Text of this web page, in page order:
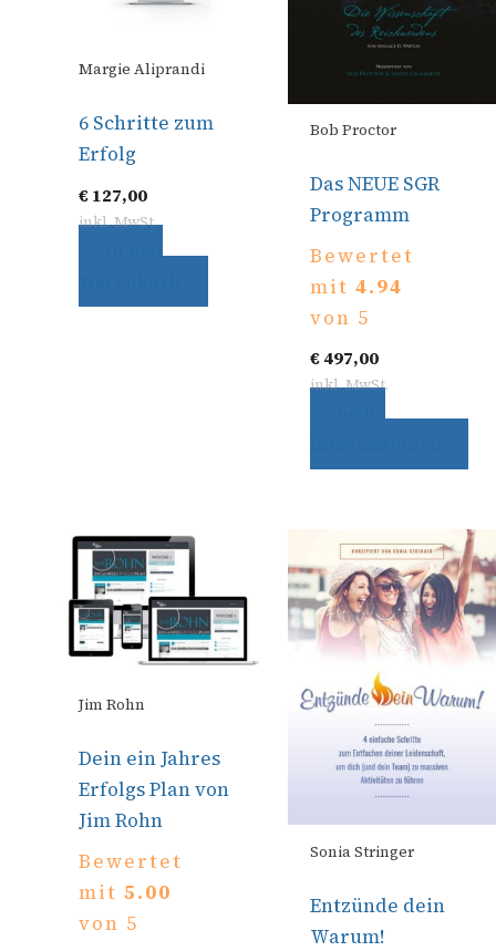
Margie Aliprandi
6 Schritte zum
Erfolg
€127,00
inkl. MwSt.
In den
Bob Proctor
Das NEUE SGR
Programm
Bewertet
mit 4.94
von 5
€497,00
inkl. MwSt.
Jim Rohn
Dein ein Jahres
Erfolgs Plan von
Jim Rohn
Bewertet
mit5.00
von 5
Sonia Stringer
Entzünde dein
Warum!